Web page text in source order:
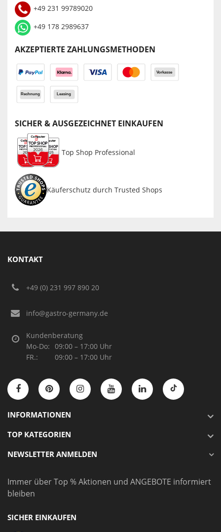
+49 231 99789020
+49 178 2989637
AKZEPTIERTE ZAHLUNGSMETHODEN
SICHER & AUSGEZEICHNET EINKAUFEN
Top Shop Professional
Käuferschutz durch Trusted Shops
KONTAKT
+49 (0) 231 997 890 20
info@gastro-germany.de
Kundenberatung
Mo-Do: 09:00 – 17:00 Uhr
FR.:
09:00 – 17:00 Uhr
INFORMATIONEN
TOP KATEGORIEN
NEWSLETTER ANMELDEN
Immer über Top % Aktionen und ANGEBOTE informiert
bleiben
SICHER EINKAUFEN